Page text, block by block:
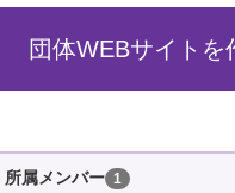
団体WEBサイトを
所属メンバー 1